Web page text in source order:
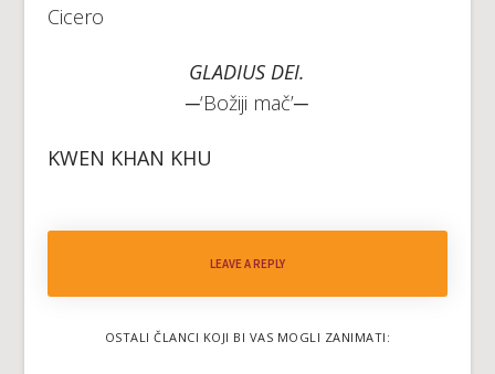
Cicero
GLADIUS DEI.
─‘Božiji mač’─
KWEN KHAN KHU
LEAVE A REPLY
OSTALI ČLANCI KOJI BI VAS MOGLI ZANIMATI: